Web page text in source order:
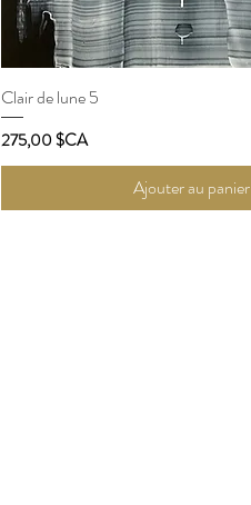
Clair de lune 5
Prix
275,00 $CA
Ajouter au panier